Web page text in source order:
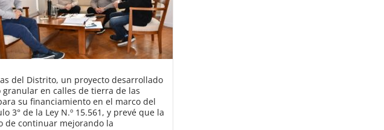
del Distrito, un proyecto desarrollado
en calles de tierra de las
su financiamiento en el marco del
3° de la Ley N.º 15.561, y prevé que la
de continuar mejorando la